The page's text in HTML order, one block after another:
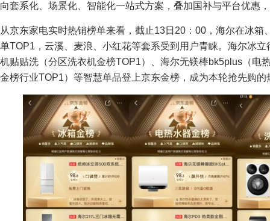
向套系化、场景化、智能化一站式方案，叠加国补与平台优惠
从京东家电实时热销榜单来看，截止13日20：00，海尔在冰
单TOP1，云溪、麦浪、小红花等套系受到用户青睐。海尔冰
机贴贴洗（分区洗衣机金榜TOP1）、海尔无镁棒bk5plus（电
金榜行业TOP1）等智慧单品登上京东金榜，成为本轮抢先购的